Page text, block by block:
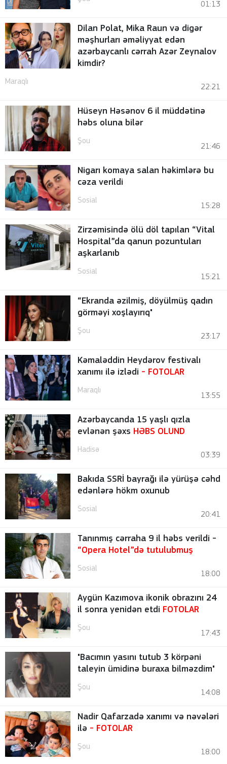
01:13
Dilan Polat, Mika Raun və digər
məşhurları əməliyyat edən
azərbaycanlı cərrah Azər Zeynalov
kimdir?
Maraqlı
22:21
Hüseyn Həsənov 6 il müddətinə
həbs oluna bilər
Şou
21:46
Nigarı komaya salan həkimlərə bu
cəza verildi
Sosial
15:28
Zirzəmisində ölü döl tapılan “Vital
Hospital”da qanun pozuntuları
aşkarlanıb
Sosial
15:21
“Ekranda əzilmiş, döyülmüş qadın
görməyi xoşlayırıq"
Şou
23:17
Kəmaləddin Heydərov festivalı
xanımı ilə izlədi - FOTOLAR
Maraqlı
13:55
Azərbaycanda 15 yaşlı qızla
evlənən şəxs HƏBS OLUND
Hadisə
03:39
Bakıda SSRİ bayrağı ilə yürüşə cəhd
edənlərə hökm oxunub
Sosial
20:41
Tanınmış cərraha 9 il həbs verildi -
“Opera Hotel”də tutulubmuş
Sosial
18:00
Aygün Kazımova ikonik obrazını 24
il sonra yenidən etdi FOTOLAR
Şou
17:43
"Bacımın yasını tutub 3 körpəni
taleyin ümidinə buraxa bilməzdim"
Şou
14:08
Nadir Qafarzadə xanımı və nəvələri
ilə - FOTOLAR
Şou
18:00